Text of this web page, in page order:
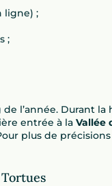
ligne) ;
;
l’année. Durant
entrée à la Vallée
plus de